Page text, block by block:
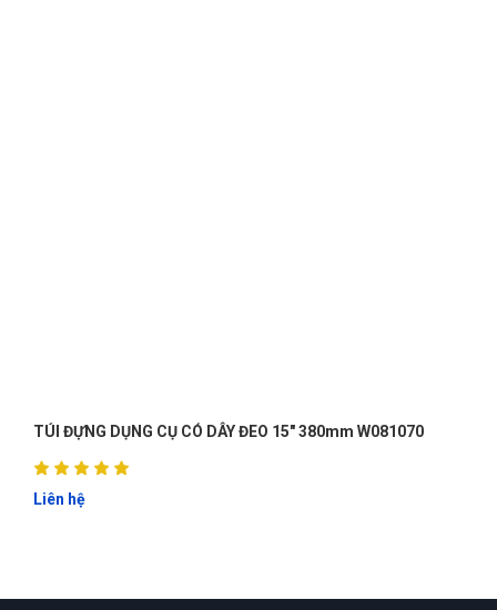
BỘ DỤNG CỤ 33 CHI TIẾT CÓ KHAY ĐỰNG
Liên hệ